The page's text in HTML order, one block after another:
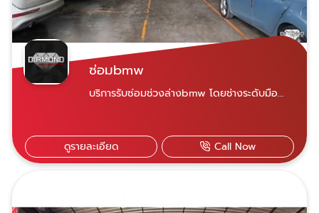
ซ่อมbmw
บริการรับซ่อมช่วงล่างbmw โดยช่างระดับมือ
ดูรายละเอียด Call Now